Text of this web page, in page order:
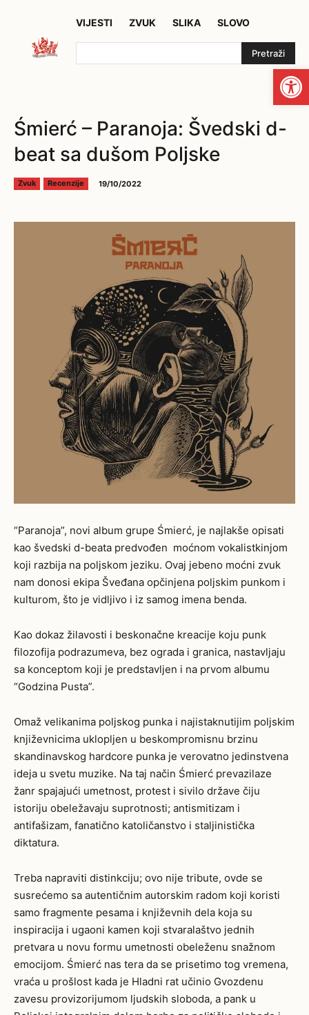
VIJESTI ZVUK SLIKA SLOVO
Pretraži
Śmierć – Paranoja: Švedski d-
beat sa dušom Poljske
Zvuk Recenzije 19/10/2022
“Paranoja”, novi album grupe Śmierć, je najlakše opisati
kao švedski d-beata predvođen moćnom vokalistkinjom
koji razbija na poljskom jeziku. Ovaj jebeno moćni zvuk
nam donosi ekipa Šveđana opčinjena poljskim punkom i
kulturom, što je vidljivo i iz samog imena benda.
Kao dokaz žilavosti i beskonačne kreacije koju punk
filozofija podrazumeva, bez ograda i granica, nastavljaju
sa konceptom koji je predstavljen i na prvom albumu
“Godzina Pusta”.
Omaž velikanima poljskog punka i najistaknutijim poljskim
književnicima uklopljen u beskompromisnu brzinu
skandinavskog hardcore punka je verovatno jedinstvena
ideja u svetu muzike. Na taj način Śmierć prevazilaze
žanr spajajući umetnost, protest i sivilo države čiju
istoriju obeležavaju suprotnosti; antismitizam i
antifašizam, fanatično katoličanstvo i staljinistička
diktatura.
Treba napraviti distinkciju; ovo nije tribute, ovde se
susrećemo sa autentičnim autorskim radom koji koristi
samo fragmente pesama i književnih dela koja su
inspiracija i ugaoni kamen koji stvaralaštvo jednih
pretvara u novu formu umetnosti obeleženu snažnom
emocijom. Śmierć nas tera da se prisetimo tog vremena,
vraća u prošlost kada je Hladni rat učinio Gvozdenu
zavesu provizorijumom ljudskih sloboda, a pank u